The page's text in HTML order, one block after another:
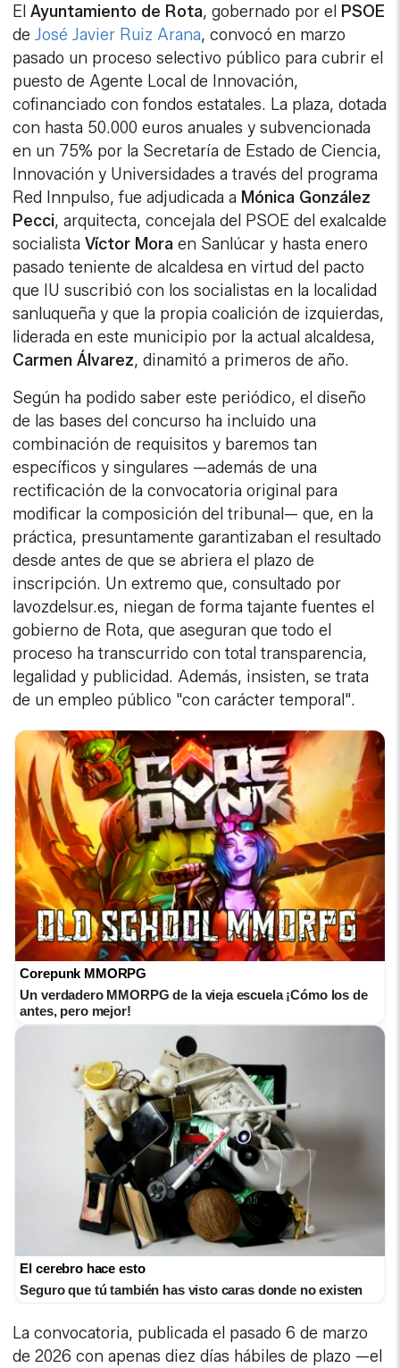
ElAyuntamiento de Rota, gobernado por el PSOE
deJosé Javier Ruiz Arana, convocó en marzo
pasado un proceso selectivo público para cubrir el
puesto de Agente Local de Innovación,
cofinanciado con fondos estatales. La plaza, dotada
con hasta 50.000 euros anuales y subvencionada
en un 75% por la Secretaría de Estado de Ciencia,
Innovación y Universidades a través del programa
Red Innpulso, fue adjudicada a Mónica González
Pecci, arquitecta, concejala del PSOE del exalcalde
socialistaVíctor Mora en Sanlúcar y hasta enero
pasado teniente de alcaldesa en virtud del pacto
que IU suscribió con los socialistas en la localidad
sanluqueña y que la propia coalición de izquierdas,
liderada en este municipio por la actual alcaldesa,
Carmen Álvarez, dinamitó a primeros de año.
Según ha podido saber este periódico, el diseño
de las bases del concurso ha incluido una
combinación de requisitos y baremos tan
específicos y singulares —además de una
rectificación de la convocatoria original para
modificar la composición del tribunal— que, en la
práctica, presuntamente garantizaban el resultado
desde antes de que se abriera el plazo de
inscripción. Un extremo que, consultado por
lavozdelsur.es, niegan de forma tajante fuentes el
gobierno de Rota, que aseguran que todo el
proceso ha transcurrido con total transparencia,
legalidad y publicidad. Además, insisten, se trata
de un empleo público "con carácter temporal".
Corepunk MMORPG
Un verdadero MMORPG de la vieja escuela ¡Cómo los de
antes, pero mejor!
El cerebro hace esto
Seguro que tú también has visto caras donde no existen
La convocatoria, publicada el pasado 6 de marzo
de 2026 con apenas diez días hábiles de plazo —el